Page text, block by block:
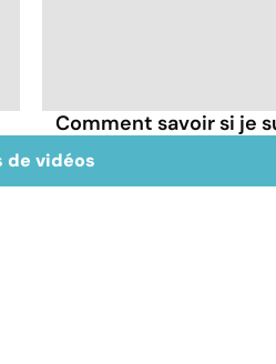
Comment savoir si je
de vidéos